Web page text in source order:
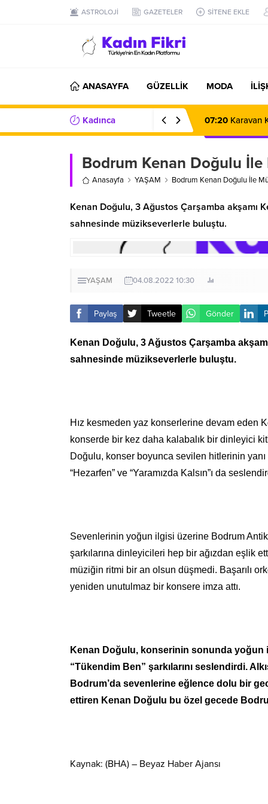
ASTROLOJİ GAZETELER SİTENE EKLE
ANASAYFA GÜZELLİK MODA
Kadınca 08:51Mülkiyet,
Bodrum Kenan Doğulu
Anasayfa YAŞAM Bodrum Kenan Doğulu İle
Kenan Doğulu, 3 Ağustos Çarşamba akşamı
sahnesinde müzikseverlerle buluştu.
YAŞAM 04.08.2022 10:30
Paylaş Tweetle Gönder
Kenan Doğulu, 3 Ağustos Çarşamba
sahnesinde müzikseverlerle buluştu.
Hız kesmeden yaz konserlerine devam eden
konserde bir kez daha kalabalık bir dinleyici
Doğulu, konser boyunca sevilen hitlerinin yanı
“Hezarfen” ve “Yaramızda Kalsın”ı da
Sevenlerinin yoğun ilgisi üzerine Bodrum
şarkılarına dinleyicileri hep bir ağızdan eşlik
müziğin ritmi bir an olsun düşmedi. Başarılı
yeniden unutulmaz bir konsere imza attı.
Kenan Doğulu, konserinin sonunda yoğun
“Tükendim Ben” şarkılarını seslendirdi.
Bodrum’da sevenlerine eğlence dolu bir
ettiren Kenan Doğulu bu özel gecede
Kaynak: (BHA) – Beyaz Haber Ajansı